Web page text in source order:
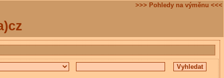
>>> Pohledy na výměnu <<<